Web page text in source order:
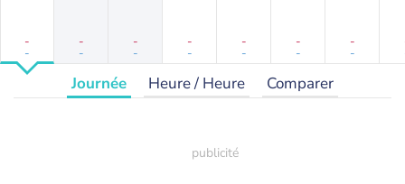
-
-
-
-
-
-
-
-
-
-
-
-
-
-
Journée Heure / Heure Comparer